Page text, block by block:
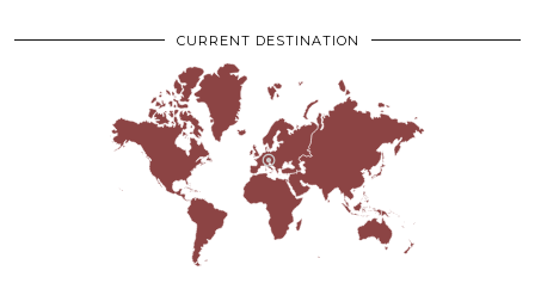
CURRENT DESTINATION